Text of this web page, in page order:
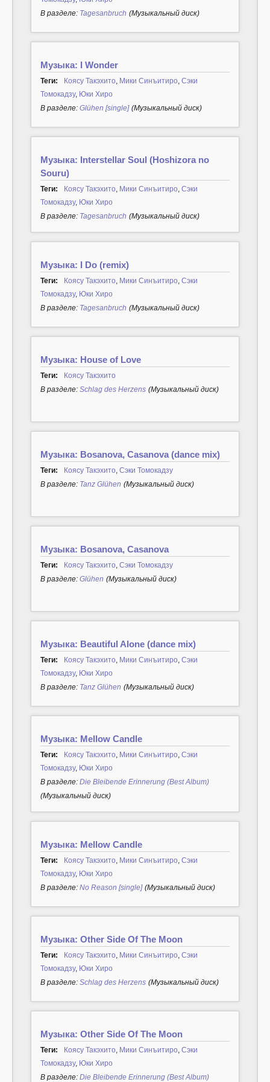
В разделе: Tagesanbruch (Музыкальный диск)
Музыка: I Wonder
Теги: Коясу Такэхито Мики Синъитиро Сэки
Томокадзу, Юки Хиро
В разделе: Glühen [single] (Музыкальный диск)
Музыка: Interstellar Soul (Hoshizora no
Souru)
Теги: Коясу Такэхито Мики Синъитиро Сэки
Томокадзу, Юки Хиро
В разделе: Tagesanbruch (Музыкальный диск)
Музыка: I Do (remix)
Теги: Коясу Такэхито Мики Синъитиро Сэки
Томокадзу, Юки Хиро
В разделе: Tagesanbruch (Музыкальный диск)
Музыка: House of Love
Теги:
Коясу Такэхито
В разделе: Schlag des Herzens (Музыкальный диск)
Музыка: Bosanova, Casanova (dance mix)
Теги: Коясу Такэхито Сэки Томокадзу
В разделе: Tanz Glühen (Музыкальный диск)
Музыка: Bosanova, Casanova
Теги: Коясу Такэхито Сэки Томокадзу
В разделе: Glühen (Музыкальный диск)
Музыка: Beautiful Alone (dance mix)
Теги: Коясу Такэхито Мики Синъитиро Сэки
Томокадзу, Юки Хиро
В разделе: Tanz Glühen (Музыкальный диск)
Музыка: Mellow Candle
Теги: Коясу Такэхито Мики Синъитиро Сэки
Томокадзу, Юки Хиро
В разделе: Die Bleibende Erinnerung (Best Album)
(Музыкальный диск)
Музыка: Mellow Candle
Теги: Коясу Такэхито Мики Синъитиро Сэки
Томокадзу, Юки Хиро
В разделе: No Reason [single] (Музыкальный диск)
Музыка: Other Side Of The Moon
Теги: Коясу Такэхито Мики Синъитиро Сэки
Томокадзу, Юки Хиро
В разделе: Schlag des Herzens (Музыкальный диск)
Музыка: Other Side Of The Moon
Теги: Коясу Такэхито Мики Синъитиро Сэки
Томокадзу, Юки Хиро
В разделе: Die Bleibende Erinnerung (Best Album)